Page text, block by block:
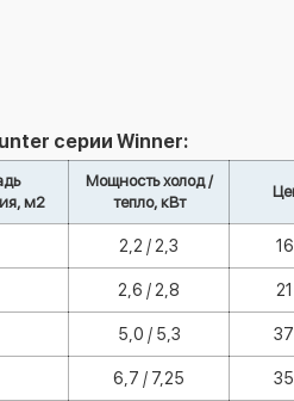
серии Winner:
м2
Мощность холод /
тепло, кВт
2,2 / 2,3
2,6 / 2,8
5,0 / 5,3
6,7 / 7,25